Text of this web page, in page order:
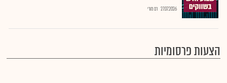
27.07.2026 רם מורי
הצעות פרסומיות